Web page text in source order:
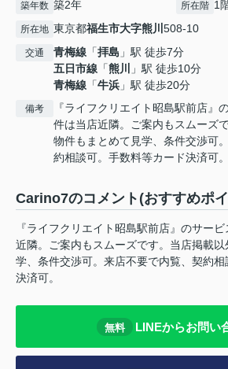
築年数 築2年 所在階 1
所在地 東京都福生市大字熊川 508-10
交通 青梅線 「拝島 」駅 徒歩7分
五日市線 「熊川
」駅 徒歩10分
青梅線 「牛浜 」駅 徒歩20分
備考
『ライフクリエイト昭島駅前店』
件は当店近隣。ご案内もスムーズ
物件もまとめて見学、条件交渉可
約相談可。手数料等カード決済可。
Carino7のコメント(おすすめポ
『ライフクリエイト昭島駅前店』のサー
近隣。ご案内もスムーズです。当店掲載
学、条件交渉可。来店不要で内覧、契約
決済可。
無料 LINEからお問い